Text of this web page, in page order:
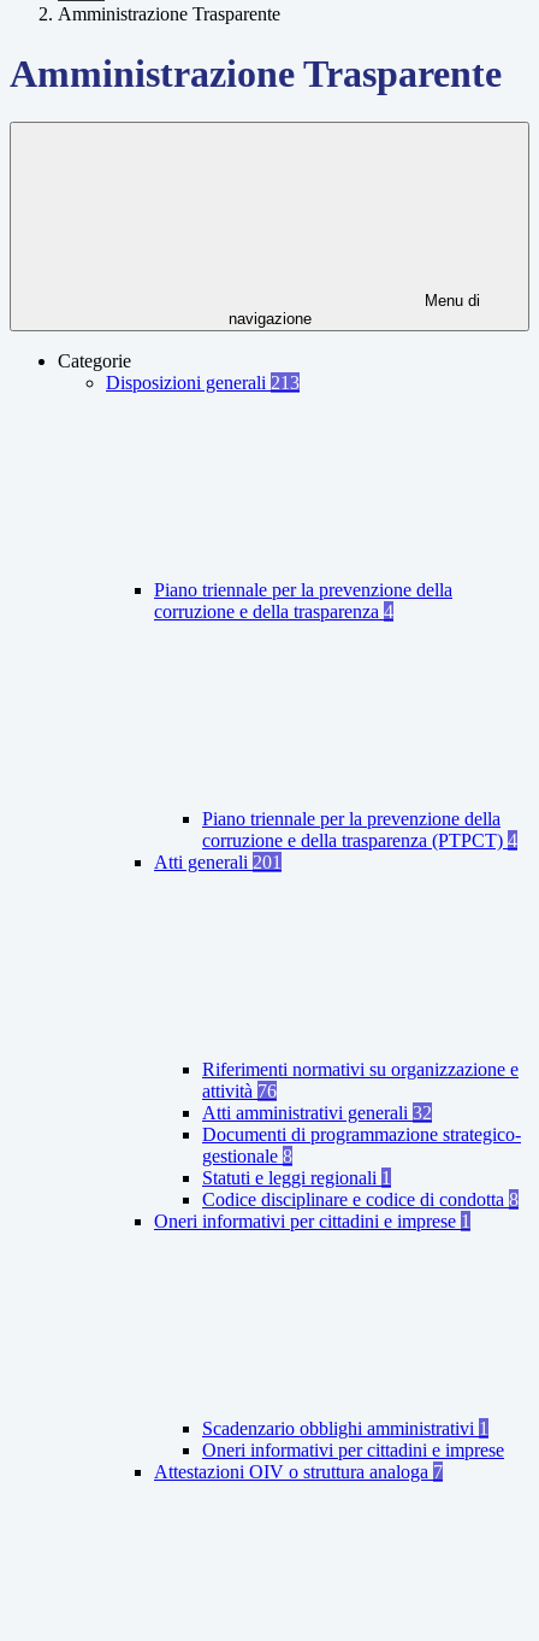
Amministrazione Trasparente
Amministrazione Trasparente
Menu di
navigazione
Categorie
Disposizioni generali 213
Piano triennale per la prevenzione della
corruzione e della trasparenza 4
Piano triennale per la prevenzione della
corruzione e della trasparenza (PTPCT) 4
Atti generali 201
Riferimenti normativi su organizzazione e
attività 76
Atti amministrativi generali 32
Documenti di programmazione strategico-
gestionale 8
Statuti e leggi regionali 1
Codice disciplinare e codice di condotta 8
Oneri informativi per cittadini e imprese 1
Scadenzario obblighi amministrativi 1
Oneri informativi per cittadini e imprese
Attestazioni OIV o struttura analoga 7